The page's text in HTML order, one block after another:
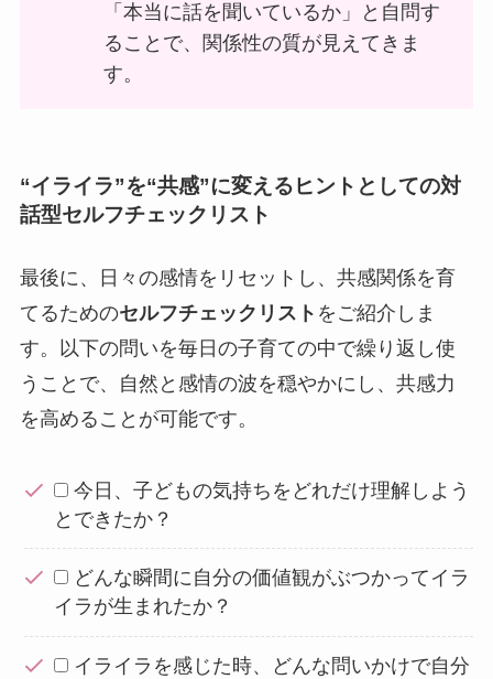
「本当に話を聞いているか」と自問す
ることで、関係性の質が見えてきま
す。
“イライラ”を“共感”に変えるヒントとしての対
話型セルフチェックリスト
最後に、日々の感情をリセットし、共感関係を育
てるためのセルフチェックリスト をご紹介しま
す。以下の問いを毎日の子育ての中で繰り返し使
うことで、自然と感情の波を穏やかにし、共感力
を高めることが可能です。
今日、子どもの気持ちをどれだけ理解しよう
とできたか？
どんな瞬間に自分の価値観がぶつかってイラ
イラが生まれたか？
イライラを感じた時、どんな問いかけで自分